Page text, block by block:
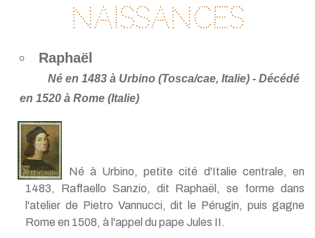
Naissances
Raphaël
Né en 1483 à Urbino (Tosca/cae, Italie) - Décédé
en 1520 à Rome (Italie)
Né à Urbino, petite cité d'Italie centrale, en
1483, Raffaello Sanzio, dit Raphaël, se forme dans
l'atelier de Pietro Vannucci, dit le Pérugin, puis gagne
Rome en 1508, à l'appel du pape Jules II.